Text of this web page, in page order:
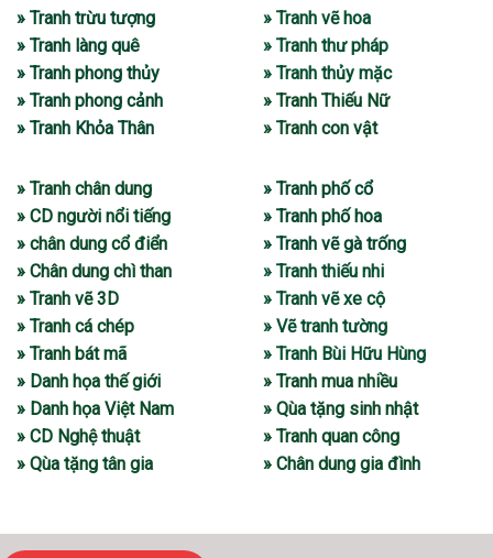
» Tranh trừu tượng
» Tranh làng quê
» Tranh phong thủy
» Tranh phong cảnh
» Tranh Khỏa Thân
» Tranh vẽ hoa
» Tranh thư pháp
» Tranh thủy mặc
» Tranh Thiếu Nữ
» Tranh con vật
» Tranh chân dung
» CD người nổi tiếng
» chân dung cổ điển
» Chân dung chì than
» Tranh vẽ 3D
» Tranh cá chép
» Tranh bát mã
» Danh họa thế giới
» Danh họa Việt Nam
» CD Nghệ thuật
» Qùa tặng tân gia
» Tranh phố cổ
» Tranh phố hoa
» Tranh vẽ gà trống
» Tranh thiếu nhi
» Tranh vẽ xe cộ
» Vẽ tranh tường
» Tranh Bùi Hữu Hùng
» Tranh mua nhiều
» Qùa tặng sinh nhật
» Tranh quan công
» Chân dung gia đình